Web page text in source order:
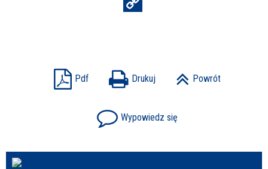
Pdf Drukuj Powrót
Wypowiedz się